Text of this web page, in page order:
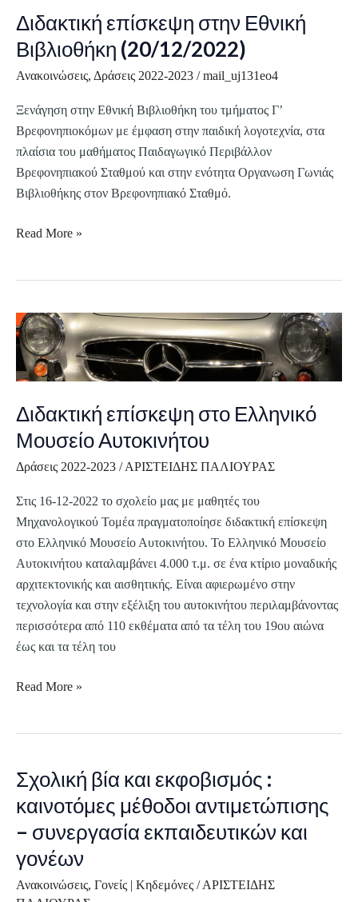
Διδακτική επίσκεψη στην Εθνική
Βιβλιοθήκη (20/12/2022)
Ανακοινώσεις, Δράσεις 2022-2023 /mail_uj131eo4
Ξενάγηση στην Εθνική Βιβλιοθήκη του τμήματος Γ’
Βρεφονηπιοκόμων με έμφαση στην παιδική λογοτεχνία, στα
πλαίσια του μαθήματος Παιδαγωγικό Περιβάλλον
Βρεφονηπιακού Σταθμού και στην ενότητα Οργανωση Γωνιάς
Βιβλιοθήκης στον Βρεφονηπιακό Σταθμό.
(20/12/2022)
Read More »
Διδακτική επίσκεψη στο Ελληνικό
Μουσείο Αυτοκινήτου
Δράσεις 2022-2023 /ΑΡΙΣΤΕΙΔΗΣ ΠΑΛΙΟΥΡΑΣ
Στις 16-12-2022 το σχολείο μας με μαθητές του
Μηχανολογικού Τομέα πραγματοποίησε διδακτική επίσκεψη
στο Ελληνικό Μουσείο Αυτοκινήτου. Το Ελληνικό Μουσείο
Αυτοκινήτου καταλαμβάνει 4.000 τ.μ. σε ένα κτίριο μοναδικής
αρχιτεκτονικής και αισθητικής. Είναι αφιερωμένο στην
τεχνολογία και στην εξέλιξη του αυτοκινήτου περιλαμβάνοντας
περισσότερα από 110 εκθέματα από τα τέλη του 19ου αιώνα
έως και τα τέλη του
Διδακτική
επίσκεψη
στο
Ελληνικό
Μουσείο
Αυτοκινήτου
Read More »
Σχολική βία και εκφοβισμός :
καινοτόμες μέθοδοι αντιμετώπισης
– συνεργασία εκπαιδευτικών και
γονέων
Ανακοινώσεις, Γονείς | Κηδεμόνες /ΑΡΙΣΤΕΙΔΗΣ
Σχολική
και
εκφοβισμός
:
καινοτόμες